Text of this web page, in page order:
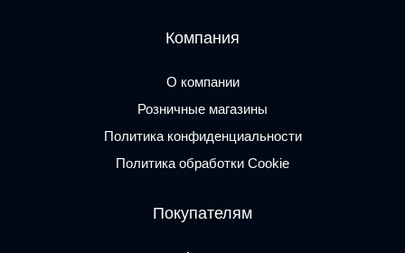
Компания
О компании
Розничные магазины
Политика конфиденциальности
Политика обработки Cookie
Покупателям